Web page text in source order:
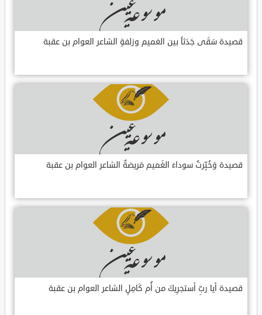
قصيدة سَقَى جَدَثاً بين الغميم وزلفةٍ الشاعر العوام بن عقبة
قصيدة وَخُبِّرتُ سوداءَ الغَميم مَريضةٌ الشاعر العوام بن عقبة
قصيدة أيا ربِّ أستجرِيكَ من أُم كَامِلٍ الشاعر العوام بن عقبة